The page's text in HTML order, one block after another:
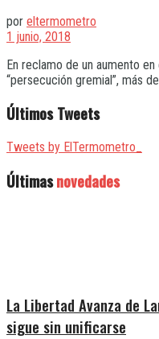
por eltermometro
1 junio, 2018
En reclamo de un aumento
“persecución gremial”, más
Últimos Tweets
Tweets by ElTermometro_
Últimasnovedades
La Libertad Avanza de
sigue sin unificarse